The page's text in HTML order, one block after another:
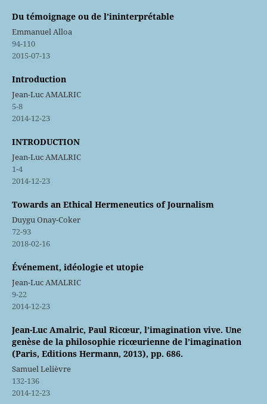
Du témoignage ou de l’ininterprétable
Emmanuel Alloa
94-110
2015-07-13
Introduction
Jean-Luc AMALRIC
5-8
2014-12-23
INTRODUCTION
Jean-Luc AMALRIC
1-4
2014-12-23
Towards an Ethical Hermeneutics of Journalism
Duygu Onay-Coker
72-93
2018-02-16
Événement, idéologie et utopie
Jean-Luc AMALRIC
9-22
2014-12-23
Jean-Luc Amalric, Paul Ricœur, l’imagination vive. Une
genèse de la philosophie ricœurienne de l’imagination
(Paris, Editions Hermann, 2013), pp. 686.
Samuel Lelièvre
132-136
2014-12-23